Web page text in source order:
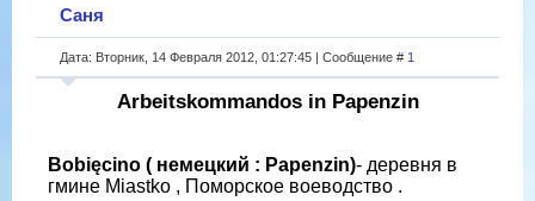
Саня
Дата: Вторник, 14 Февраля 2012, 01:27:45 | Сообщение # 1
Arbeitskommandos in Papenzin
Bobięcino ( немецкий : Papenzin)- деревня в
гмине Miastko , Поморское воеводство .